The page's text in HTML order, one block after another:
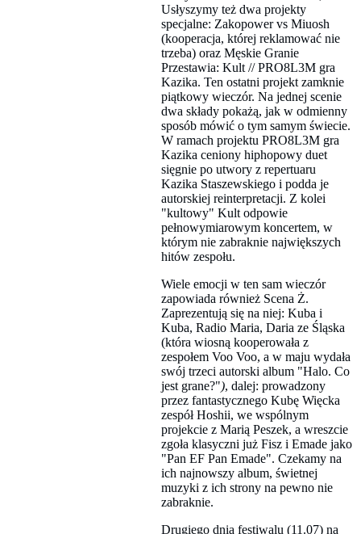
Usłyszymy też dwa projekty
specjalne: Zakopower vs Miuosh
(kooperacja, której reklamować nie
trzeba) oraz Męskie Granie
Przestawia: Kult // PRO8L3M gra
Kazika. Ten ostatni projekt zamknie
piątkowy wieczór. Na jednej scenie
dwa składy pokażą, jak w odmienny
sposób mówić o tym samym świecie.
W ramach projektu PRO8L3M gra
Kazika ceniony hiphopowy duet
sięgnie po utwory z repertuaru
Kazika Staszewskiego i podda je
autorskiej reinterpretacji. Z kolei
"kultowy" Kult odpowie
pełnowymiarowym koncertem, w
którym nie zabraknie największych
hitów zespołu.
Wiele emocji w ten sam wieczór
zapowiada również Scena Ż.
Zaprezentują się na niej: Kuba i
Kuba, Radio Maria, Daria ze Śląska
(która wiosną kooperowała z
zespołem Voo Voo, a w maju wydała
swój trzeci autorski album "Halo. Co
jest grane?"), dalej: prowadzony
przez fantastycznego Kubę Więcka
zespół Hoshii, we wspólnym
projekcie z Marią Peszek, a wreszcie
zgoła klasyczni już Fisz i Emade jako
"Pan EF Pan Emade". Czekamy na
ich najnowszy album, świetnej
muzyki z ich strony na pewno nie
zabraknie.
Drugiego dnia festiwalu (11.07) na